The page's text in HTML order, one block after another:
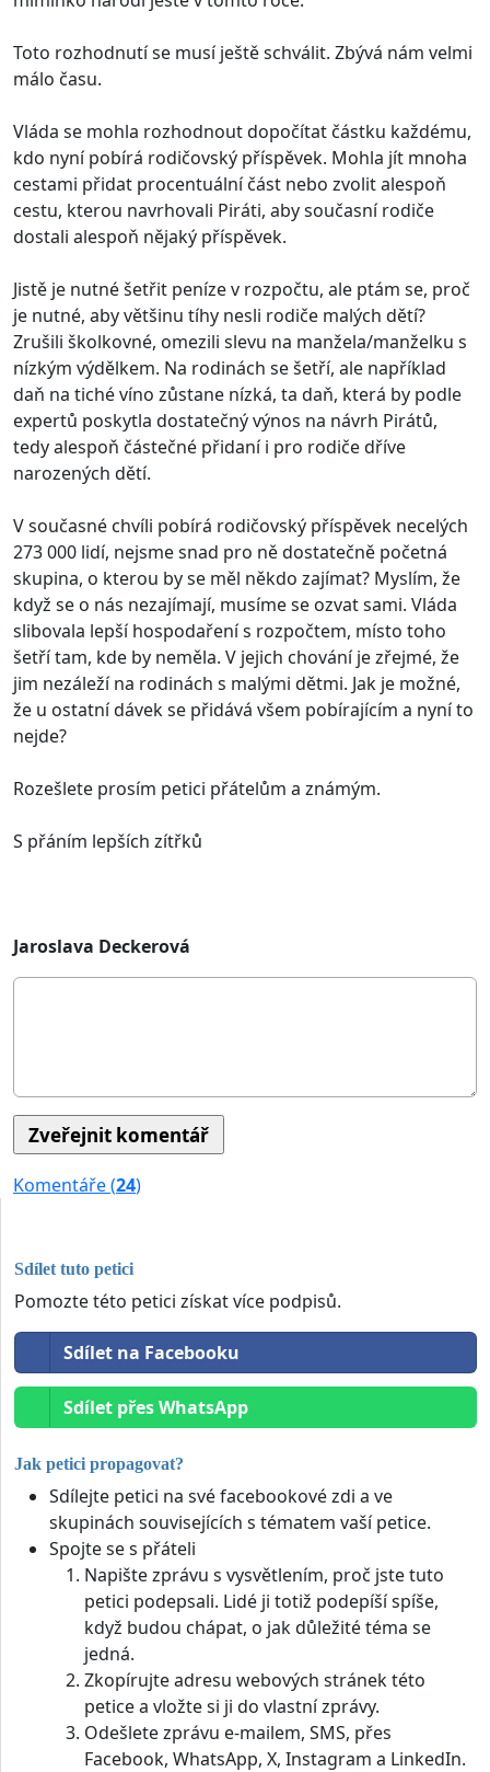
Toto rozhodnutí se musí ještě schválit. Zbývá nám velmi
málo času.
Vláda se mohla rozhodnout dopočítat částku každému,
kdo nyní pobírá rodičovský příspěvek. Mohla jít mnoha
cestami přidat procentuální část nebo zvolit alespoň
cestu, kterou navrhovali Piráti, aby současní rodiče
dostali alespoň nějaký příspěvek.
Jistě je nutné šetřit peníze v rozpočtu, ale ptám se, proč
je nutné, aby většinu tíhy nesli rodiče malých dětí?
Zrušili školkovné, omezili slevu na manžela/manželku s
nízkým výdělkem. Na rodinách se šetří, ale například
daň na tiché víno zůstane nízká, ta daň, která by podle
expertů poskytla dostatečný výnos na návrh Pirátů,
tedy alespoň částečné přidaní i pro rodiče dříve
narozených dětí.
V současné chvíli pobírá rodičovský příspěvek necelých
273 000 lidí, nejsme snad pro ně dostatečně početná
skupina, o kterou by se měl někdo zajímat? Myslím, že
když se o nás nezajímají, musíme se ozvat sami. Vláda
slibovala lepší hospodaření s rozpočtem, místo toho
šetří tam, kde by neměla. V jejich chování je zřejmé, že
jim nezáleží na rodinách s malými dětmi. Jak je možné,
že u ostatní dávek se přidává všem pobírajícím a nyní to
nejde?
Rozešlete prosím petici přátelům a známým.
S přáním lepších zítřků
Jaroslava Deckerová
Komentáře (24)
Sdílet tuto petici
Pomozte této petici získat více podpisů.
Sdílet na Facebooku
Sdílet přes WhatsApp
Jak petici propagovat?
Sdílejte petici na své facebookové zdi a ve
skupinách souvisejících s tématem vaší petice.
Spojte se s přáteli
Napište zprávu s vysvětlením, proč jste tuto
petici podepsali. Lidé ji totiž podepíší spíše,
když budou chápat, o jak důležité téma se
jedná.
Zkopírujte adresu webových stránek této
petice a vložte si ji do vlastní zprávy.
Odešlete zprávu e-mailem, SMS, přes
Facebook, WhatsApp, X, Instagram a LinkedIn.